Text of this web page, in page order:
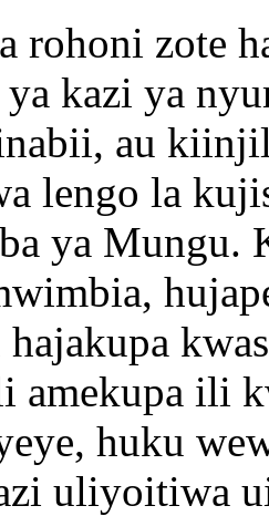
rohoni zote
kazi ya
au
lengo la
ya Mungu.
amekupa ili
huku
uliyoitiwa